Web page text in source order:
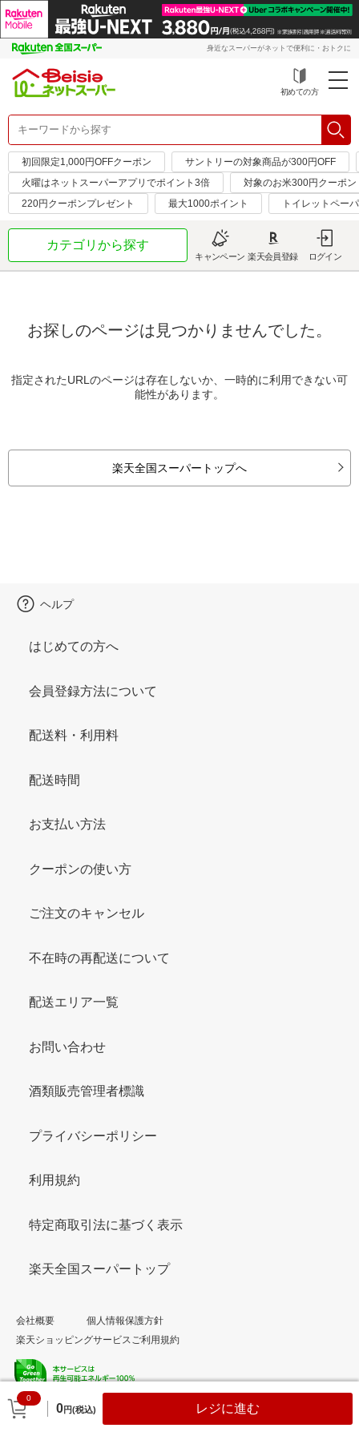
身近なスーパーがネットで便利に・おトクに
初めての方
初回限定1,000円OFFクーポン
サントリーの対象商品が300円OFF
火曜はネットスーパーアプリでポイント3倍
対象のお米300円クーポン
220円クーポンプレゼント
最大1000ポイント トイレットペー
カテゴリから探す
キャンペーン 楽天会員登録 ログイン
お探しのページは見つかりませんでした。
指定されたURLのページは存在しないか、一時的に利用できない可
能性があります。
楽天全国スーパートップへ
0
0円(税込) レジに進む
ヘルプ
はじめての方へ
会員登録方法について
配送料・利用料
配送時間
お支払い方法
クーポンの使い方
ご注文のキャンセル
不在時の再配送について
配送エリア一覧
お問い合わせ
酒類販売管理者標識
プライバシーポリシー
利用規約
特定商取引法に基づく表示
楽天全国スーパートップ
会社概要
個人情報保護方針
楽天ショッピングサービスご利用規約
© Rakuten Group, Inc.